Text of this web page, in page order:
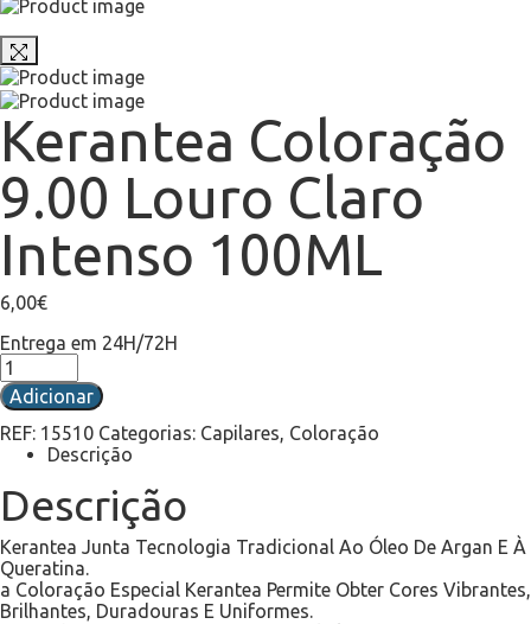
Kerantea Coloração
9.00 Louro Claro
Intenso 100ML
6,00€
Entrega em 24H/72H
Adicionar
REF: 15510 Categorias: Capilares, Coloração
Descrição
Descrição
Kerantea Junta Tecnologia Tradicional Ao Óleo De Argan E À
Queratina.
a Coloração Especial Kerantea Permite Obter Cores Vibrantes,
Brilhantes, Duradouras E Uniformes.